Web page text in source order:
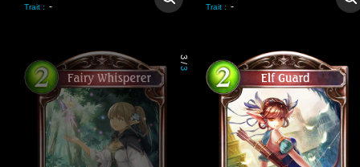
Trait : - Trait : -
3
/
3